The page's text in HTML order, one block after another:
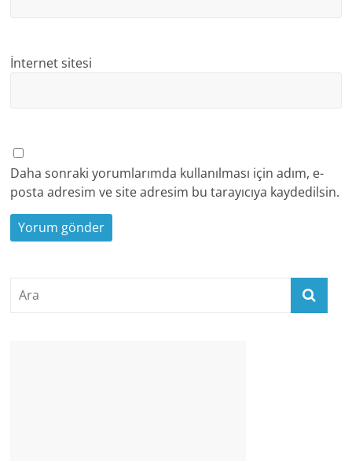
İnternet sitesi
Daha sonraki yorumlarımda kullanılması için adım, e-
posta adresim ve site adresim bu tarayıcıya kaydedilsin.